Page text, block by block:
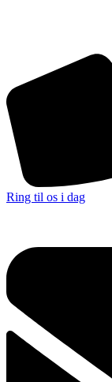
Ring til os i dag